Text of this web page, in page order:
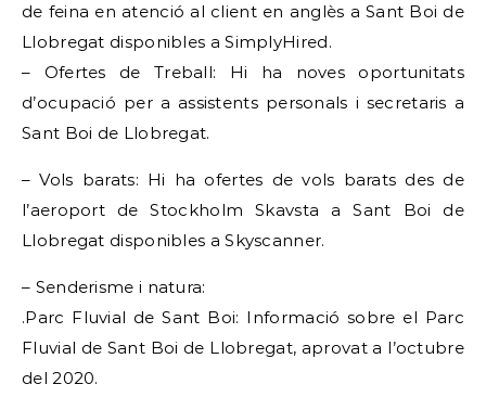
de feina en atenció al client en anglès a Sant Boi de
Llobregat disponibles a SimplyHired.
– Ofertes de Treball: Hi ha noves oportunitats
d’ocupació per a assistents personals i secretaris a
Sant Boi de Llobregat.
– Vols barats: Hi ha ofertes de vols barats des de
l’aeroport de Stockholm Skavsta a Sant Boi de
Llobregat disponibles a Skyscanner.
– Senderisme i natura:
.Parc Fluvial de Sant Boi: Informació sobre el Parc
Fluvial de Sant Boi de Llobregat, aprovat a l’octubre
del 2020.